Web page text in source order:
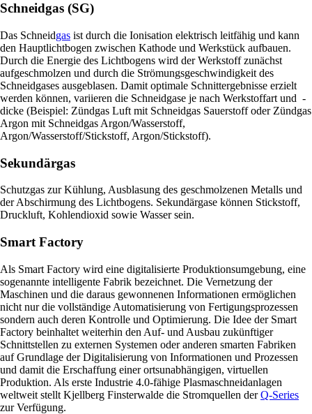
Schneidgas (SG)
Das Schneidgas ist durch die Ionisation elektrisch leitfähig und kann
den Hauptlichtbogen zwischen Kathode und Werkstück aufbauen.
Durch die Energie des Lichtbogens wird der Werkstoff zunächst
aufgeschmolzen und durch die Strömungsgeschwindigkeit des
Schneidgases ausgeblasen. Damit optimale Schnittergebnisse erzielt
werden können, variieren die Schneidgase je nach Werkstoffart und -
dicke (Beispiel: Zündgas Luft mit Schneidgas Sauerstoff oder Zündgas
Argon mit Schneidgas Argon/Wasserstoff,
Argon/Wasserstoff/Stickstoff, Argon/Stickstoff).
Sekundärgas
Schutzgas zur Kühlung, Ausblasung des geschmolzenen Metalls und
der Abschirmung des Lichtbogens. Sekundärgase können Stickstoff,
Druckluft, Kohlendioxid sowie Wasser sein.
Smart Factory
Als Smart Factory wird eine digitalisierte Produktionsumgebung, eine
sogenannte intelligente Fabrik bezeichnet. Die Vernetzung der
Maschinen und die daraus gewonnenen Informationen ermöglichen
nicht nur die vollständige Automatisierung von Fertigungsprozessen
sondern auch deren Kontrolle und Optimierung. Die Idee der Smart
Factory beinhaltet weiterhin den Auf- und Ausbau zukünftiger
Schnittstellen zu externen Systemen oder anderen smarten Fabriken
auf Grundlage der Digitalisierung von Informationen und Prozessen
und damit die Erschaffung einer ortsunabhängigen, virtuellen
Produktion. Als erste Industrie 4.0-fähige Plasmaschneidanlagen
weltweit stellt Kjellberg Finsterwalde die Stromquellen derQ-Series
zur Verfügung.